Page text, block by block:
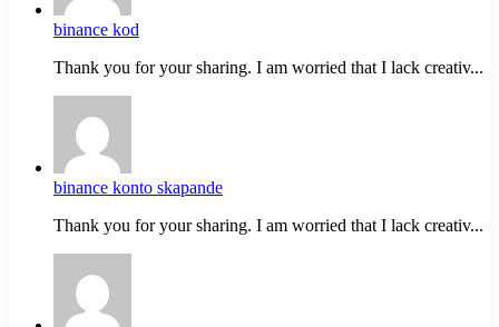
binance kod
Thank you for your sharing. I am worried that I lack creativ...
binance konto skapande
Thank you for your sharing. I am worried that I lack creativ...